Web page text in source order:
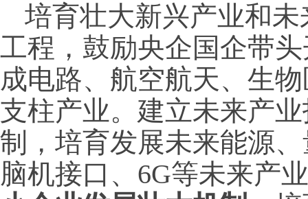
培育壮大新兴产业和
工程，鼓励央企国企带
成电路、航空航天、生
支柱产业。建立未来产
制，培育发展未来能源
脑机接口、6G等未来产